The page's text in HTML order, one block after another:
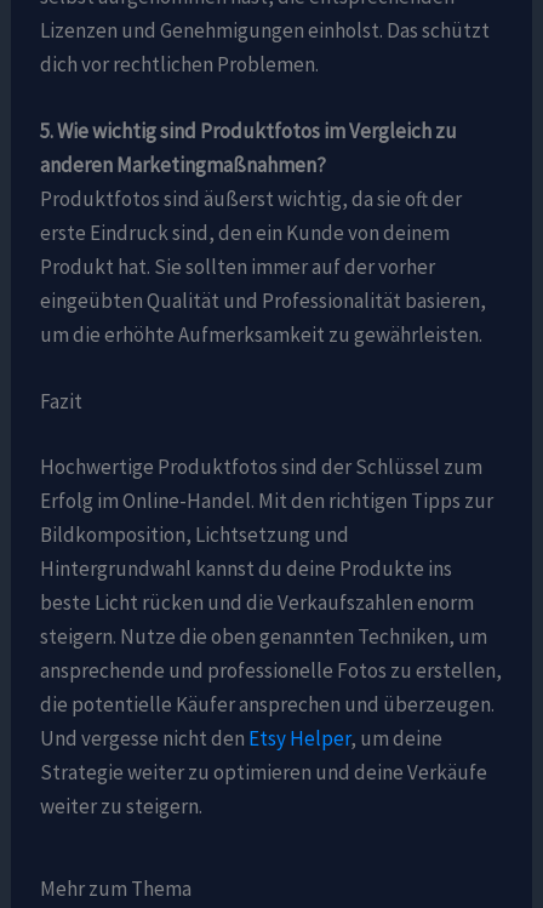
Lizenzen und Genehmigungen einholst. Das schützt
dich vor rechtlichen Problemen.
5. Wie wichtig sind Produktfotos im Vergleich zu
anderen Marketingmaßnahmen?
Produktfotos sind äußerst wichtig, da sie oft der
erste Eindruck sind, den ein Kunde von deinem
Produkt hat. Sie sollten immer auf der vorher
eingeübten Qualität und Professionalität basieren,
um die erhöhte Aufmerksamkeit zu gewährleisten.
Fazit
Hochwertige Produktfotos sind der Schlüssel zum
Erfolg im Online-Handel. Mit den richtigen Tipps zur
Bildkomposition, Lichtsetzung und
Hintergrundwahl kannst du deine Produkte ins
beste Licht rücken und die Verkaufszahlen enorm
steigern. Nutze die oben genannten Techniken, um
ansprechende und professionelle Fotos zu erstellen,
die potentielle Käufer ansprechen und überzeugen.
Und vergesse nicht den Etsy Helper, um deine
Strategie weiter zu optimieren und deine Verkäufe
weiter zu steigern.
Mehr zum Thema